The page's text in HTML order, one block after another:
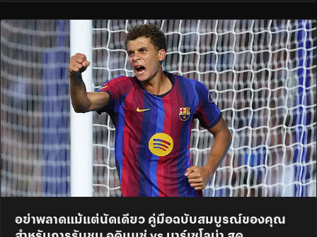
อย่าพลาดแม้แต่นัดเดียว คู่มือฉบับสมบูรณ์ของคุณ